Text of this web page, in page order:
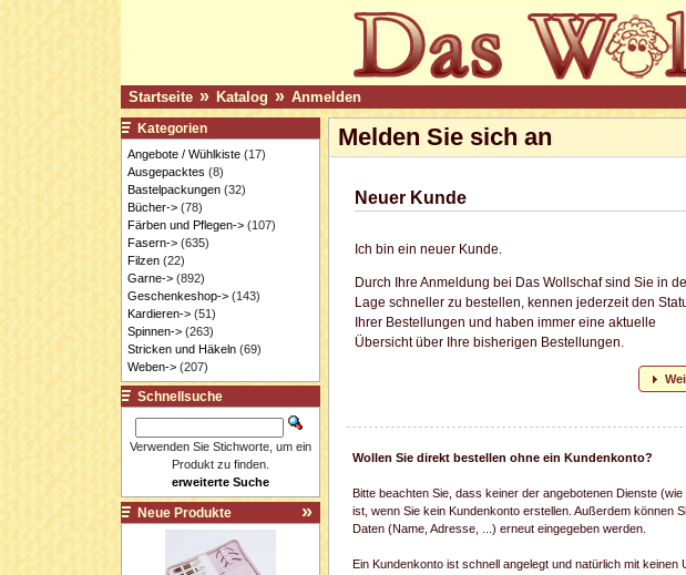
Startseite » Katalog » Anmelden
Melden Sie sich an
Neuer Kunde
Ich bin ein neuer Kunde.
Durch Ihre Anmeldung bei Das Wollschaf sind Sie in
Lage schneller zu bestellen, kennen jederzeit den
Ihrer Bestellungen und haben immer eine aktuelle
Übersicht über Ihre bisherigen Bestellungen.
Wollen Sie direkt bestellen ohne ein Kundenkonto?
Bitte beachten Sie, dass keiner der angebotenen Dienste
ist, wenn Sie kein Kundenkonto erstellen. Außerdem können
Daten (Name, Adresse, ...) erneut eingegeben werden.
Ein Kundenkonto ist schnell angelegt und natürlich mit keinen
Kategorien
Angebote / Wühlkiste(17)
Ausgepacktes (8)
Bastelpackungen(32)
Bücher->(78)
Färben und Pflegen->(107)
Fasern->(635)
Filzen(22)
Garne->(892)
Geschenkeshop->(143)
Kardieren->(51)
Spinnen->(263)
Stricken und Häkeln(69)
Weben->(207)
Schnellsuche
Verwenden Sie Stichworte, um ein
Produkt zu finden.
erweiterte Suche
Neue Produkte